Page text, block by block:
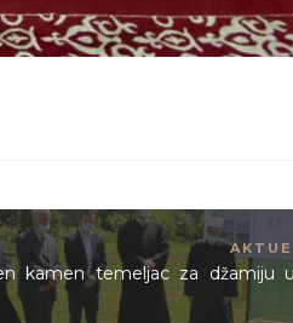
kamen temeljac za džamiju